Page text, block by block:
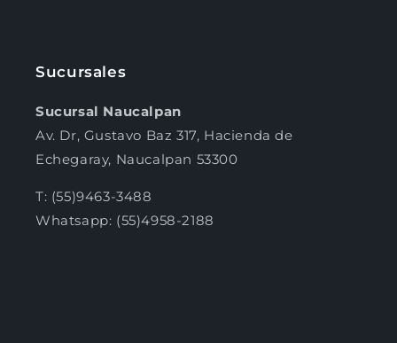
Sucursales
Sucursal Naucalpan
Av. Dr, Gustavo Baz 317, Hacienda de
Echegaray, Naucalpan 53300
T: (55)9463-3488
Whatsapp: (55)4958-2188